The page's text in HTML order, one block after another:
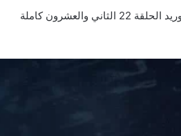
مسلسل قطع وريد الحلقة 22 الثاني والعشرون كاملة